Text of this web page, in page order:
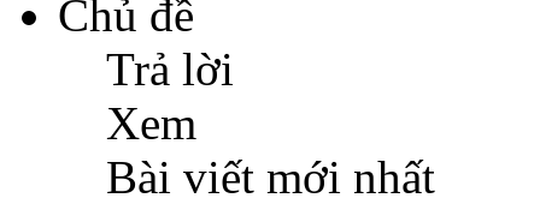
Chủ đề
Trả lời
Xem
Bài viết mới nhất